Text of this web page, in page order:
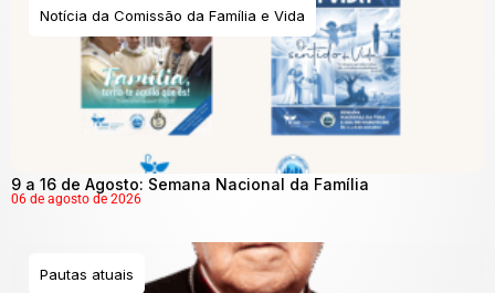
Notícia da Comissão da Família e Vida
9 a 16 de Agosto: Semana Nacional da Família
06 de agosto de 2026
Pautas atuais